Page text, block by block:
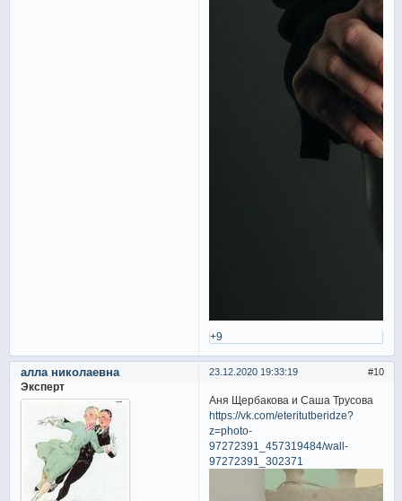
+9
10
23.12.2020 19:33:19
алла николаевна
Эксперт
Аня Щербакова и Саша Трусова
https://vk.com/eteritutberidze?
z=photo-
97272391_457319484/wall-
97272391_302371